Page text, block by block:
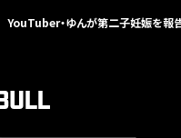
YouTuber・ゆんが第二子妊娠を報